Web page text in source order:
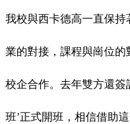
我校與西卡德高一直保
業的對接，課程與崗位
校企合作。去年雙方還簽
班’正式開班，相信借助